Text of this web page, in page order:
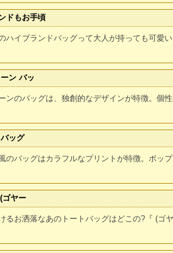
ドもお手頃
ハイブランドバッグって大人が持っても可愛
ン バッ
ンのバッグは、独創的なデザインが特徴。個
ッグ
のバッグはカラフルなプリントが特徴。ポッ
ゴヤー
るお洒落なあのトートバッグはどこの?『 (ゴ